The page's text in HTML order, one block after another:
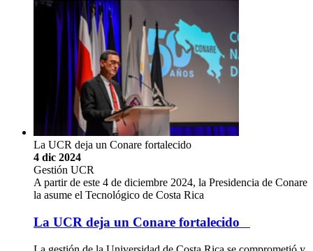
La UCR deja un Conare fortalecido
4 dic 2024
Gestión UCR
A partir de este 4 de diciembre 2024, la Presidencia de Conare
la asume el Tecnológico de Costa Rica
La UCR deja un Conare fortalecido